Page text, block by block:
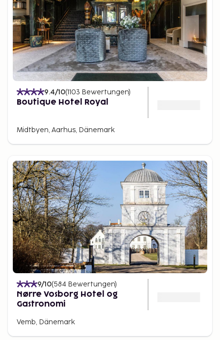
9.4/10(1103 Bewertungen)
Boutique Hotel Royal
Midtbyen, Aarhus, Dänemark
9/10(584 Bewertungen)
Nørre Vosborg Hotel og
Gastronomi
Vemb, Dänemark